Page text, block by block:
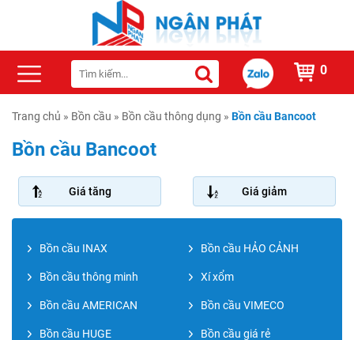
0
Trang chủ » Bồn cầu » Bồn cầu thông dụng » Bồn cầu Bancoot
Bồn cầu Bancoot
Giá tăng Giá giảm
Bồn cầu INAX Bồn cầu HẢO CẢNH
Bồn cầu thông minh Xí xổm
Bồn cầu AMERICAN Bồn cầu VIMECO
Bồn cầu HUGE Bồn cầu giá rẻ